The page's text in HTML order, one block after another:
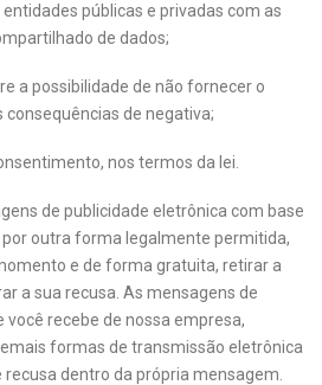
públicas e privadas com as
de dados;
a possibilidade de não fornecer o
de negativa;
nos termos da lei.
de publicidade eletrônica com base
outra forma legalmente permitida,
e de forma gratuita, retirar a
a sua recusa. As mensagens de
recebe de nossa empresa,
formas de transmissão eletrônica
dentro da própria mensagem.